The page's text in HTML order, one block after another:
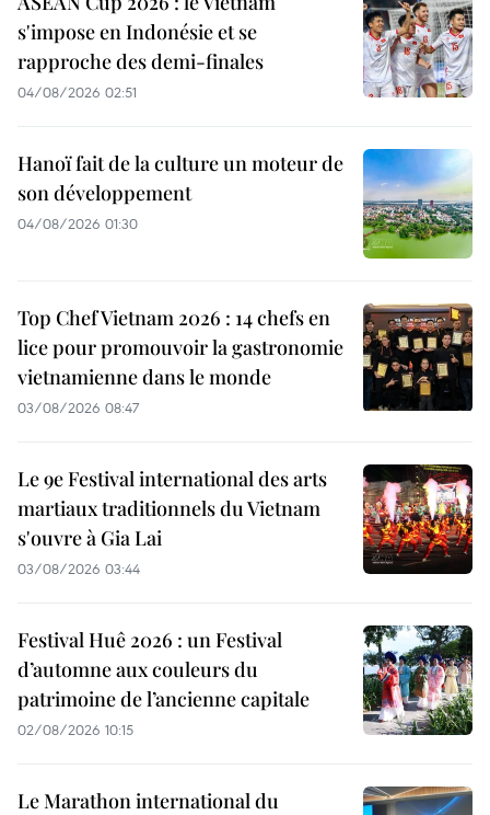
s'impose en Indonésie et se
rapproche des demi-finales
04/08/2026 02:51
Hanoï fait de la culture un moteur de
son développement
04/08/2026 01:30
Top Chef Vietnam 2026 : 14 chefs en
lice pour promouvoir la gastronomie
vietnamienne dans le monde
03/08/2026 08:47
Le 9e Festival international des arts
martiaux traditionnels du Vietnam
s'ouvre à Gia Lai
03/08/2026 03:44
Festival Huê 2026 : un Festival
d’automne aux couleurs du
patrimoine de l’ancienne capitale
02/08/2026 10:15
Le Marathon international du